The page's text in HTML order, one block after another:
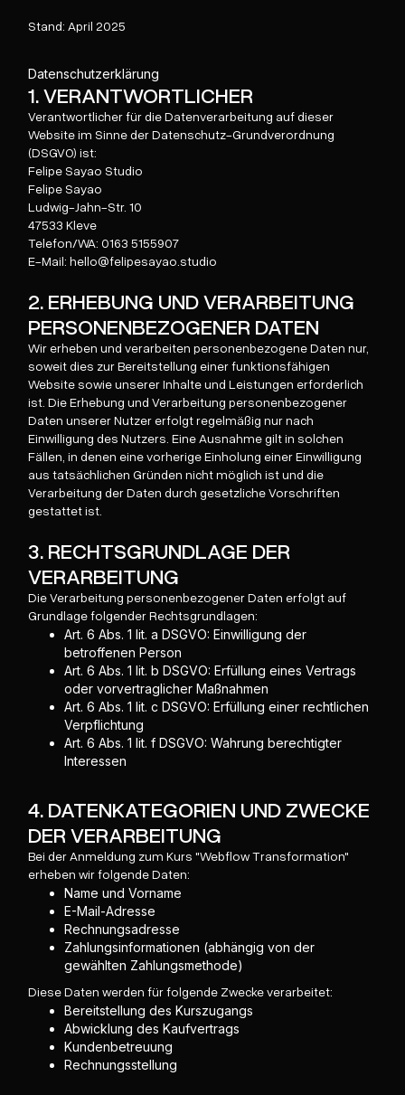
Stand: April 2025
Datenschutzerklärung
1. VERANTWORTLICHER
Verantwortlicher für die Datenverarbeitung auf dieser
Website im Sinne der Datenschutz-Grundverordnung
(DSGVO) ist:
Felipe Sayao Studio
Felipe Sayao
Ludwig-Jahn-Str. 10
47533 Kleve
Telefon/WA: 0163 5155907
E-Mail: hello@felipesayao.studio
2. ERHEBUNG UND VERARBEITUNG
PERSONENBEZOGENER DATEN
Wir erheben und verarbeiten personenbezogene Daten nur,
soweit dies zur Bereitstellung einer funktionsfähigen
Website sowie unserer Inhalte und Leistungen erforderlich
ist. Die Erhebung und Verarbeitung personenbezogener
Daten unserer Nutzer erfolgt regelmäßig nur nach
Einwilligung des Nutzers. Eine Ausnahme gilt in solchen
Fällen, in denen eine vorherige Einholung einer Einwilligung
aus tatsächlichen Gründen nicht möglich ist und die
Verarbeitung der Daten durch gesetzliche Vorschriften
gestattet ist.
3. RECHTSGRUNDLAGE DER
VERARBEITUNG
Die Verarbeitung personenbezogener Daten erfolgt auf
Grundlage folgender Rechtsgrundlagen:
Art. 6 Abs. 1 lit. a DSGVO: Einwilligung der
betroffenen Person
Art. 6 Abs. 1 lit. b DSGVO: Erfüllung eines Vertrags
oder vorvertraglicher Maßnahmen
Art. 6 Abs. 1 lit. c DSGVO: Erfüllung einer rechtlichen
Verpflichtung
Art. 6 Abs. 1 lit. f DSGVO: Wahrung berechtigter
Interessen
4. DATENKATEGORIEN UND ZWECKE
DER VERARBEITUNG
Bei der Anmeldung zum Kurs "Webflow Transformation"
erheben wir folgende Daten:
Name und Vorname
E-Mail-Adresse
Rechnungsadresse
Zahlungsinformationen (abhängig von der
gewählten Zahlungsmethode)
Diese Daten werden für folgende Zwecke verarbeitet:
Bereitstellung des Kurszugangs
Abwicklung des Kaufvertrags
Kundenbetreuung
Rechnungsstellung